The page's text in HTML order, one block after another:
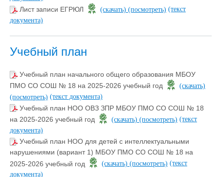
Лист записи ЕГРЮЛ (скачать) (посмотреть) (текст
документа)
Учебный план
Учебный план начального общего образования МБОУ
ПМО СО СОШ № 18 на 2025-2026 учебный год
(скачать)
(посмотреть) (текст документа)
Учебный план НОО ОВЗ ЗПР МБОУ ПМО СО СОШ № 18
на 2025-2026 учебный год
(скачать) (посмотреть) (текст
документа)
Учебный план НОО для детей с интеллектуальными
нарушениями (вариант 1) МБОУ ПМО СО СОШ № 18 на
2025-2026 учебный год
(скачать) (посмотреть) (текст
документа)